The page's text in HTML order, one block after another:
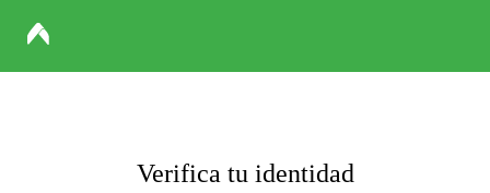
Verifica tu identidad